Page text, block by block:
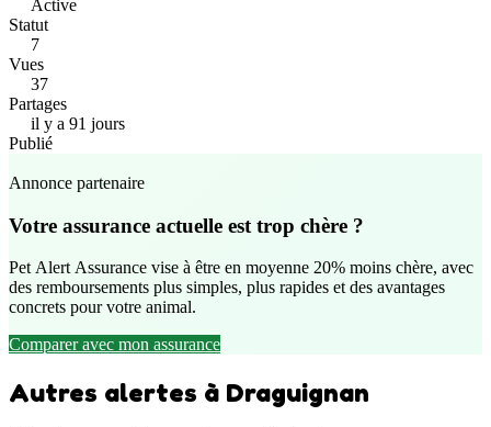
Active
Statut
7
Vues
37
Partages
il y a 91 jours
Publié
Annonce partenaire
Votre assurance actuelle est trop chère ?
Pet Alert Assurance vise à être en moyenne 20% moins chère, avec
des remboursements plus simples, plus rapides et des avantages
concrets pour votre animal.
Comparer avec mon assurance
Autres alertes à Draguignan